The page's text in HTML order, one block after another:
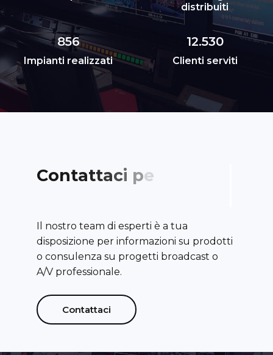
distribuiti
856
Impianti realizzati
12.530
Clienti serviti
Contattaci pe
Il nostro team di esperti è a tua
disposizione per informazioni su prodotti
o consulenza su progetti broadcast o
A/V professionale.
Contattaci